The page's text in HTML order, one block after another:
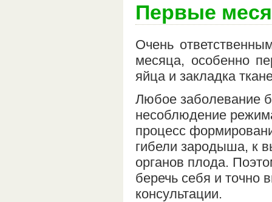
Первые
Очень
месяца, особенно
яйца и закладка
Любое заболевание
несоблюдение
процесс
гибели зародыша, к
органов плода.
беречь себя и точно
консультации.